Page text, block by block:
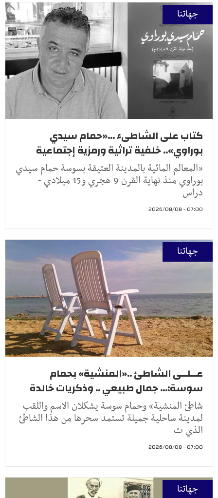
جهاتنا
كتاب على الشاطىء ...«حمام سيدي
بوراوي».. خلفية تراثية ورمزية إجتماعية
«المعالم المائية بالمدينة العتيقة بسوسة حمام سيدي
بوراوي منذ نهاية القرن 9 هجري و15 ميلادي -
دراس
07:00 - 2026/08/08
جهاتنا
عــلــى الشاطئ ..«المنشية» بحمام
سوسة:... جمال طبيعي .. وذكريات خالدة
شاطئ المنشية» وحمام سوسة يشكلان الاسم واللقب
لمدينة ساحلية جميلة تستمد سحرها من هذا الشاطئ
الذي ت
07:00 - 2026/08/08
جهاتنا